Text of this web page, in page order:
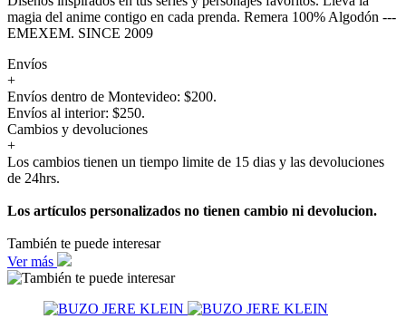
magia del anime contigo en cada prenda. Remera 100% Algodón ---
EMEXEM. SINCE 2009
Envíos
+
Envíos dentro de Montevideo: $200.
Envíos al interior: $250.
Cambios y devoluciones
+
Los cambios tienen un tiempo limite de 15 dias y las devoluciones
de 24hrs.
Los artículos personalizados no tienen cambio ni devolucion.
También te puede interesar
Ver más